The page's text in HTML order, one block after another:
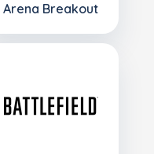
Arena Breakout